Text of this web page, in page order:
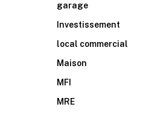
garage
Investissement
local commercial
Maison
MFI
MRE